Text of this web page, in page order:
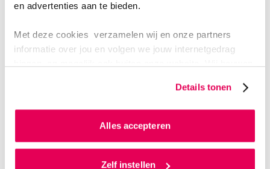
en advertenties aan te bieden.
Met deze cookies verzamelen wij en onze partners
informatie over jou en volgen we jouw internetgedrag
website en communicatie aan op jouw voorkeuren. Ook
van jouw internetgedrag.
Als je op ‘Alles accepteren’ klikt dan geef je ons
toestemming om cookies voor social media en
Details tonen
Alles accepteren
Zelf instellen